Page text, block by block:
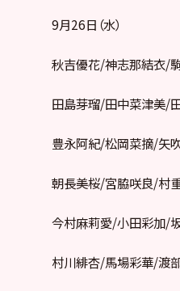
9月26日（水）
秋吉優花/神志那結衣/
田島芽瑠/田中菜津美/
豊永阿紀/松岡菜摘/矢
朝長美桜/宮脇咲良/村
今村麻莉愛/小田彩加/
村川緋杏/馬場彩華/渡